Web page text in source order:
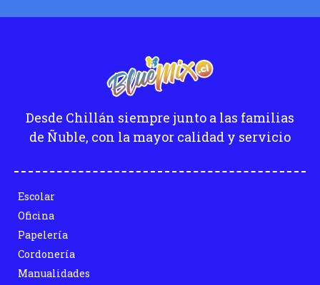
Desde Chillán siempre junto a las familias
de Ñuble, con la mayor calidad y servicio
Escolar
Oficina
Papelería
Cordonería
Manualidades